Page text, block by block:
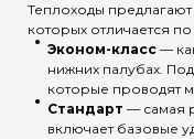
Теплоходы
которых отличается
Эконом-класс —
нижних палубах.
которые проводят
Стандарт — самая
включает базовые